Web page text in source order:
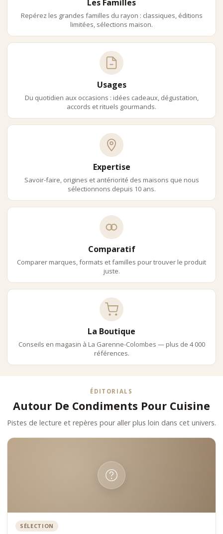
Les Familles
Repérez les grandes familles du rayon : classiques, éditions
limitées, sélections maison.
Usages
Du quotidien aux occasions : idées cadeaux, dégustation,
accords et rituels gourmands.
Expertise
Savoir-faire, origines et antériorité des maisons que nous
sélectionnons depuis 10 ans.
Comparatif
Comparer marques, formats et familles pour trouver le produit
juste.
La Boutique
Conseils en magasin à La Garenne-Colombes — plus de 4 000
références.
ÉDITORIALS
Autour De Condiments Pour Cuisine
Pistes de lecture et repères pour aller plus loin dans cet univers.
SÉLECTION